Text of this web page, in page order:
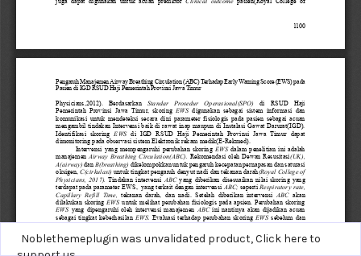
Noblethemeplugin was unvalidated product,Click here to